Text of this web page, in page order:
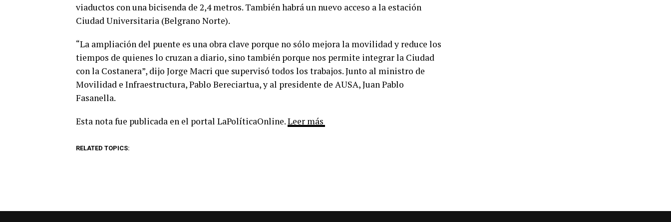
viaductos con una bicisenda de 2,4 metros. También habrá un nuevo acceso a la estación
Ciudad Universitaria (Belgrano Norte).
“La ampliación del puente es una obra clave porque no sólo mejora la movilidad y reduce los
tiempos de quienes lo cruzan a diario, sino también porque nos permite integrar la Ciudad
con la Costanera”, dijo Jorge Macri que supervisó todos los trabajos. Junto al ministro de
Movilidad e Infraestructura, Pablo Bereciartua, y al presidente de AUSA, Juan Pablo
Fasanella.
Esta nota fue publicada en el portal LaPolíticaOnline.Leer más
RELATED TOPICS: